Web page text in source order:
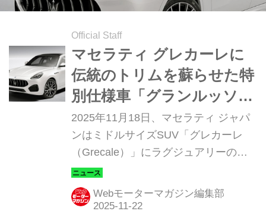
Official Staff
マセラティ グレカーレに
伝統のトリムを蘇らせた特
別仕様車「グランルッソ
エディション」を限定発売
2025年11月18日、マセラティ ジャパ
ンはミドルサイズSUV「グレカーレ
（Grecale）」にラグジュアリーの本
質を鮮明に表現した特別仕様車「グラ
ンルッソ エディション（Gran Lusso
Edition）」を80台限定で発売する。
Webモーターマガジン編集部